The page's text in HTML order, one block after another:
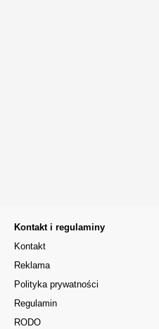
Kontakt i regulaminy
Kontakt
Reklama
Polityka prywatności
Regulamin
RODO